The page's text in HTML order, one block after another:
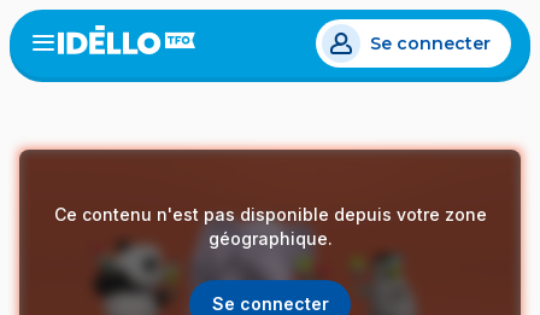
Aller
au
contenu
Open
menu
Se connecter
Ce contenu n'est pas disponible depuis votre zone
géographique.
Se connecter